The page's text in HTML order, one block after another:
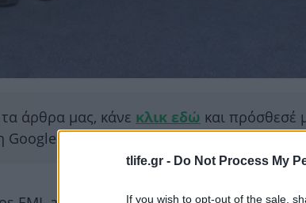
tlife.gr - Do Not Process My
If you wish to opt-out of the sale,
άρθρα μας, κάνε κλικ εδώ και πρόσθεσέ
Google για να μας διαβάζεις πιο συχνά